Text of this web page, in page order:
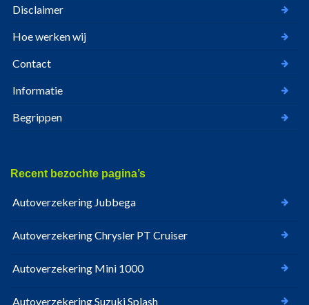
Disclaimer
Hoe werken wij
Contact
Informatie
Begrippen
Recent bezochte pagina’s
Autoverzekering Jubbega
Autoverzekering Chrysler PT Cruiser
Autoverzekering Mini 1000
Autoverzekering Suzuki Splash